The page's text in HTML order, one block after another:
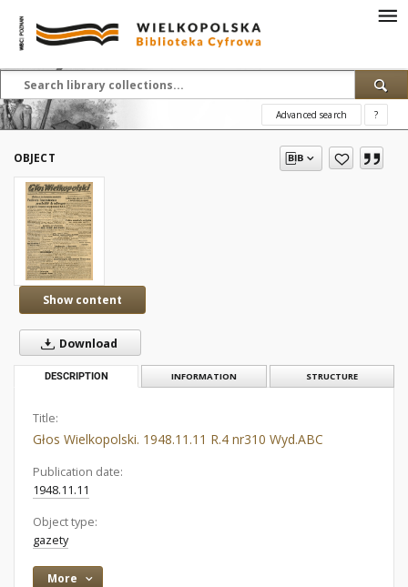
Advanced search ?
OBJECT
Show content
Download
DESCRIPTION INFORMATION STRUCTURE
Title:
Głos Wielkopolski. 1948.11.11 R.4 nr310 Wyd.ABC
Publication date:
1948.11.11
Object type:
gazety
More